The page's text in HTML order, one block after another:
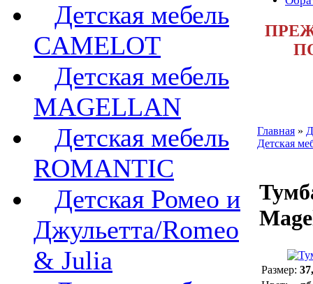
Детская мебель
CAMELOT
Детская мебель
MAGELLAN
Детская мебель
ROMANTIC
Детская Ромео и
Джульетта/Romeo
& Julia
Главная »
Детская
Размер: